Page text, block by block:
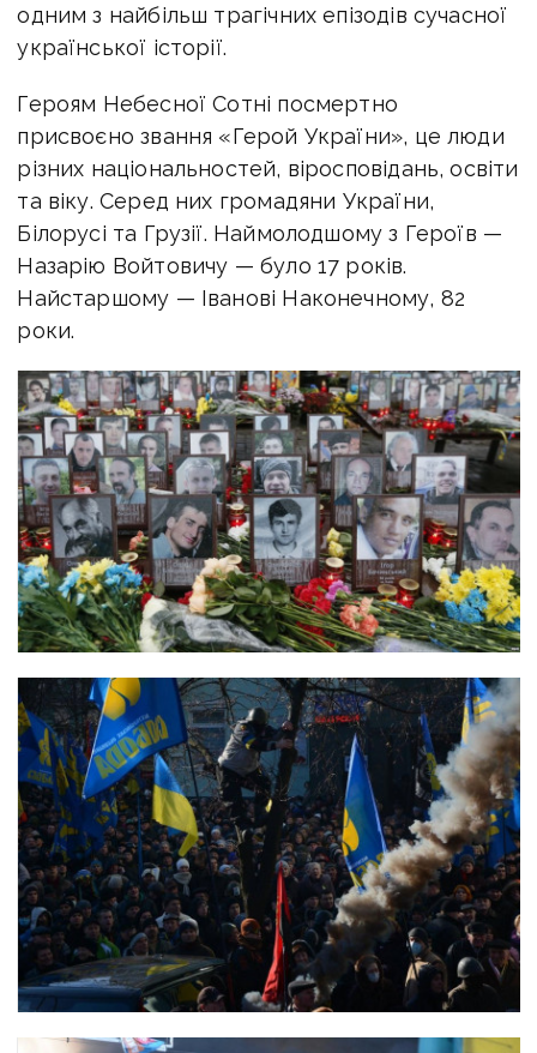
одним з найбільш трагічних епізодів сучасної
української історії.
Героям Небесної Сотні посмертно
присвоєно звання «Герой України», це люди
різних національностей, віросповідань, освіти
та віку. Серед них громадяни України,
Білорусі та Грузії. Наймолодшому з Героїв —
Назарію Войтовичу — було 17 років.
Найстаршому — Іванові Наконечному, 82
роки.